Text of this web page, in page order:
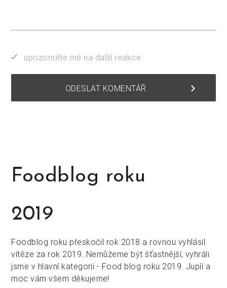
upozorněte mě na další reakce
ODESLAT KOMENTÁŘ keyboard_arrow_right
Foodblog roku
2019
Foodblog roku přeskočil rok 2018 a rovnou vyhlásil
vítěze za rok 2019. Nemůžeme být šťastnější, vyhráli
jsme v hlavní kategorii - Food blog roku 2019. Jupíí a
moc vám všem děkujeme!